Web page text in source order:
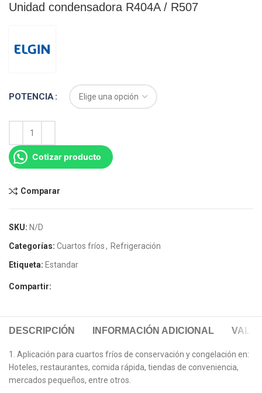
Unidad condensadora R404A / R507
POTENCIA
Cotizar producto
Comparar
SKU: N/D
Categorías: Cuartos fríos, Refrigeración
Etiqueta: Estandar
Compartir:
DESCRIPCIÓN INFORMACIÓN ADICIONAL
1. Aplicación para cuartos fríos de conservación y congelación en:
Hoteles, restaurantes, comida rápida, tiendas de conveniencia,
mercados pequeños, entre otros.